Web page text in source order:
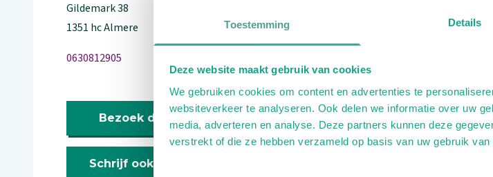
Toestemming Details
Deze website maakt gebruik van cookies
We gebruiken cookies om content en advertenties te
websiteverkeer te analyseren. Ook delen we informatie over uw
media, adverteren en analyse. Deze partners kunnen deze
verstrekt of die ze hebben verzameld op basis van uw gebruik
Gildemark38
1351 hcAlmere
0630812905
Bezoek de website
Schrijf ook een review